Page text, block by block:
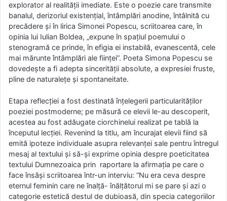
explorator al realităţii imediate. Este o poezie care transmite
banalul, derizoriul existenţial, întâmplări anodine, întâlnită cu
precădere şi în lirica Simonei Popescu, scriitoarea care, în
opinia lui Iulian Boldea, „expune în spaţiul poemului o
stenogramă ce prinde, în efigia ei instabilă, evanescentă, cele
mai mărunte întâmplări ale fiinţei”. Poeta Simona Popescu se
dovedeşte a fi adepta sincerităţii absolute, a expresiei fruste,
pline de naturaleţe şi spontaneitate.
Etapa reflecţiei a fost destinată înţelegerii particularităţilor
poeziei postmoderne; pe măsură ce elevii le-au descoperit,
acestea au fost adăugate ciorchinelui realizat pe tablă la
începutul lecţiei. Revenind la titlu, am încurajat elevii fiind să
emită ipoteze individuale asupra relevanţei sale pentru întregul
mesaj al textului şi să-şi exprime opinia despre poeticitatea
textului Dumnezoaica prin raportare la afirmaţia pe care o
face însăşi scriitoarea într-un interviu: “Nu era ceva despre
eternul feminin care ne înalţă- înălţătorul mi se pare şi azi o
categorie estetică destul de dubioasă, din specia categoriilor